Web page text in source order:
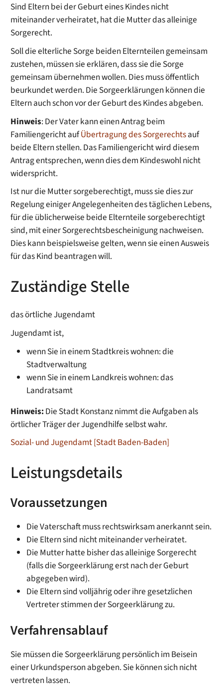
Sind Eltern bei der Geburt eines Kindes nicht
miteinander verheiratet, hat die Mutter das alleinige
Sorgerecht.
Soll die elterliche Sorge beiden Elternteilen gemeinsam
zustehen, müssen sie erklären, dass sie die Sorge
gemeinsam übernehmen wollen. Dies muss öffentlich
beurkundet werden. Die Sorgeerklärungen können die
Eltern auch schon vor der Geburt des Kindes abgeben.
Hinweis: Der Vater kann einen Antrag beim
Familiengericht aufÜbertragung des Sorgerechtsauf
beide Eltern stellen. Das Familiengericht wird diesem
Antrag entsprechen, wenn dies dem Kindeswohl nicht
widerspricht.
Ist nur die Mutter sorgeberechtigt, muss sie dies zur
Regelung einiger Angelegenheiten des täglichen Lebens,
für die üblicherweise beide Elternteile sorgeberechtigt
sind, mit einer Sorgerechtsbescheinigungnachweisen.
Dies kann beispielsweise gelten, wenn sie einenAusweis
für das Kind beantragen will.
Zuständige Stelle
das örtliche Jugendamt
Jugendamt ist,
wenn Sie in einem Stadtkreis wohnen: die
Stadtverwaltung
wenn Sie in einem Landkreis wohnen: das
Landratsamt
Hinweis: Die Stadt Konstanz nimmt die Aufgaben als
örtlicher Träger der Jugendhilfe selbst wahr.
Sozial- und Jugendamt [Stadt Baden-Baden]
Leistungsdetails
Voraussetzungen
Die Vaterschaft muss rechtswirksam anerkannt sein.
Die Eltern sind nicht miteinander verheiratet.
Die Mutter hatte bisher das alleinige Sorgerecht
(falls die Sorgeerklärung erst nach der Geburt
abgegeben wird).
Die Eltern sind volljährig oder ihre gesetzlichen
Vertreter stimmen der Sorgeerklärung zu.
Verfahrensablauf
Sie müssen die Sorgeerklärung persönlich im Beisein
einer Urkundsperson abgeben. Sie können sich nicht
vertreten lassen.